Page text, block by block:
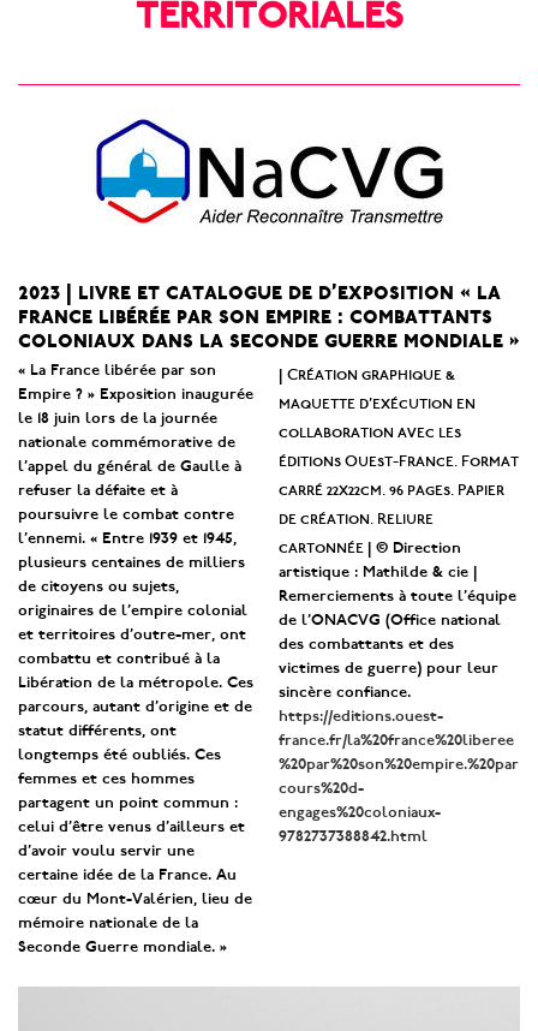
TERRITORIALES
2023 | livre et catalogue de d’exposition « la
france libérée par son empire : combattants
coloniaux dans la seconde guerre mondiale »
« La France libérée par son
Empire ? » Exposition inaugurée
le 18 juin lors de la journée
nationale commémorative de
l’appel du général de Gaulle à
refuser la défaite et à
poursuivre le combat contre
l’ennemi. « Entre 1939 et 1945,
plusieurs centaines de milliers
de citoyens ou sujets,
originaires de l’empire colonial
et territoires d’outre-mer, ont
combattu et contribué à la
Libération de la métropole. Ces
parcours, autant d’origine et de
statut différents, ont
longtemps été oubliés. Ces
femmes et ces hommes
partagent un point commun :
celui d’être venus d’ailleurs et
d’avoir voulu servir une
certaine idée de la France. Au
cœur du Mont-Valérien, lieu de
mémoire nationale de la
Seconde Guerre mondiale. »
|Création graphique &
maquette d’exécution en
collaboration avec les
éditions Ouest-France. Format
carré 22x22cm. 96 pages. Papier
de création. Reliure
cartonnée
| © Direction
artistique : Mathilde & cie |
Remerciements à toute l’équipe
de l’ONACVG (Office national
des combattants et des
victimes de guerre) pour leur
sincère confiance.
https://editions.ouest-
france.fr/la%20france%20liberee
%20par%20son%20empire.%20par
cours%20d-
engages%20coloniaux-
9782737388842.html